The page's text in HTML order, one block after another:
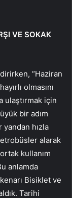
VE SOKAK
“Haziran
olmasını
ulaştırmak için
bir adım
yandan hızla
alarak
kullanım
anlamda
Bisiklet ve
Tarihi